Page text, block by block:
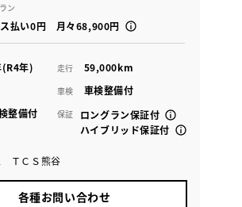
ン
ス払い0円 月々68,900円
年) 走行 59,000km
車検 車検整備付
整備付 保証
ロングラン保証付
ハイブリッド保証付
ＴＣＳ熊谷
各種お問い合わせ